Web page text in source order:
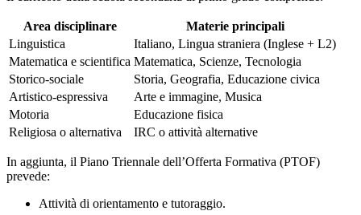
Area disciplinare
Materie principali
Linguistica
Italiano, Lingua straniera (Inglese + L2)
Matematica e scientifica Matematica, Scienze, Tecnologia
Storico-sociale
Storia, Geografia, Educazione civica
Artistico-espressiva
Arte e immagine, Musica
Motoria
Educazione fisica
Religiosa o alternativa
IRC o attività alternative
In aggiunta, il Piano Triennale dell’Offerta Formativa (PTOF)
prevede:
Attività di orientamento e tutoraggio.